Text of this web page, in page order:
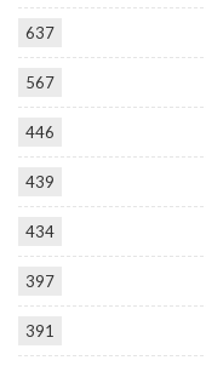
637
567
446
439
434
397
391